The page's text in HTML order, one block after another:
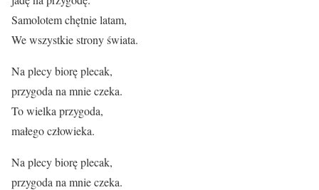
Samolotem chętnie latam,
We wszystkie strony świata.
Na plecy biorę plecak,
przygoda na mnie czeka.
To wielka przygoda,
małego człowieka.
Na plecy biorę plecak,
przygoda na mnie czeka.